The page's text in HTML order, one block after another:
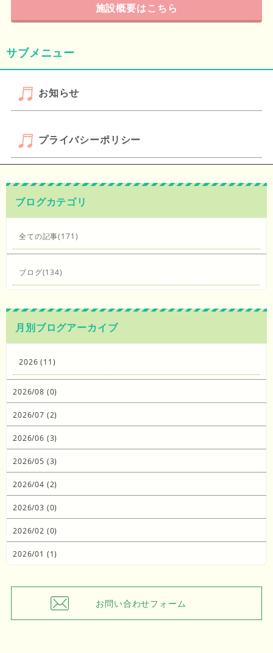
施設概要はこちら
サブメニュー
お知らせ
プライバシーポリシー
ブログカテゴリ
全ての記事(171)
ブログ(134)
月別ブログアーカイブ
2026 (11)
2026/08 (0)
2026/07 (2)
2026/06 (3)
2026/05 (3)
2026/04 (2)
2026/03 (0)
2026/02 (0)
2026/01 (1)
お問い合わせフォーム